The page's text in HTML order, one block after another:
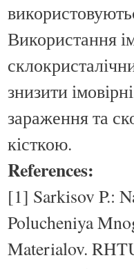
Використання
знизити
зараження та
кісткою.
References:
[1] Sarkisov P.:
Polucheniya
Materialov.